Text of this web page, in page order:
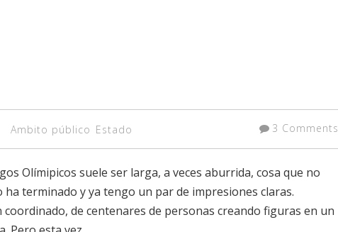
Ambito público Estado 3 Comments
Olímipicos suele ser larga, a veces aburrida, cosa que no
terminado y ya tengo un par de impresiones claras.
de centenares de personas creando figuras en un